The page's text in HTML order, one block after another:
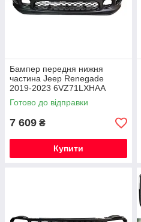
Бампер передня нижня
частина Jeep Renegade
2019-2023 6VZ71LXHAA
Готово до відправки
7 609 ₴
Купити